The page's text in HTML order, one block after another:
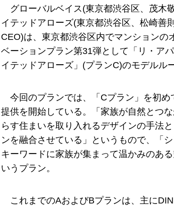
グローバルベイス(東京都渋谷区、茂木
イテッドアローズ(東京都渋谷区、松崎善
CEO)は、東京都渋谷区内でマンションの
ベーションプラン第31弾として「リ・ア
イテッドアローズ」(プランC)のモデルル
今回のプランでは、「Cプラン」を初め
提供を開始している。「家族が自然とつ
らす住まいを取り入れるデザインの手法
ンを融合させている」というもので、「
キーワードに家族が集まって温かみのあ
いうプラン。
これまでのAおよびBプランは、主に